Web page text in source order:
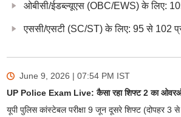
ओबीसी/ईडब्ल्यूएस (OBC/EWS) के लिए:
एससी/एसटी (SC/ST) के लिए: 95 से 102
June 9, 2026 | 07:54 PM IST
UP Police Exam Live: कैसा रहा शिफ्ट 2 का
यूपी पुलिस कांस्टेबल परीक्षा 9 जून दूसरे शिफ्ट (दोपहर 3